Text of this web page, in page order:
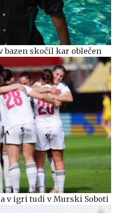
bazen skočil kar oblečen
v igri tudi v Murski Soboti